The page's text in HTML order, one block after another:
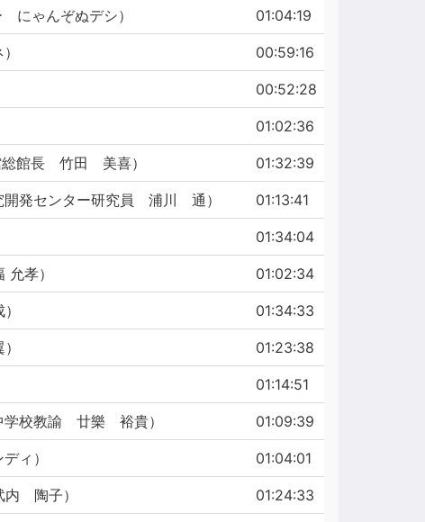
にゃんぞぬデシ） 01:04:19
00:59:16
00:52:28
01:02:36
総館長 竹田 美喜） 01:32:39
開発センター研究員 浦川 通） 01:13:41
01:34:04
孝） 01:02:34
01:34:33
01:23:38
01:14:51
学校教諭 廿樂 裕貴） 01:09:39
ィ） 01:04:01
内 陶子） 01:24:33